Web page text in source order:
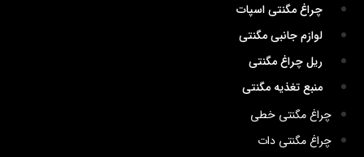
چراغ مگنتی اسپات
لوازم جانبی مگنتی
ریل چراغ مگنتی
منبع تغذیه مگنتی
چراغ مگنتی خطی
چراغ مگنتی دات